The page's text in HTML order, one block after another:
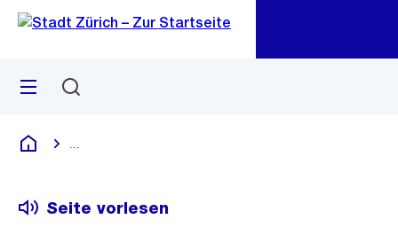
Navigation
Sprunglink
Menü
Deutsch
Seite vorlesen